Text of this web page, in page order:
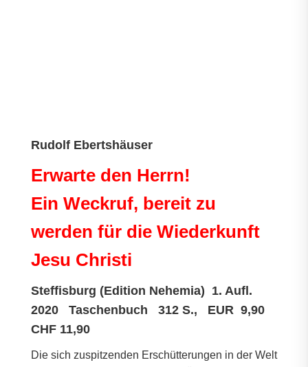
Rudolf Ebertshäuser
Erwarte den Herrn!
Ein Weckruf, bereit zu
werden für die Wiederkunft
Jesu Christi
Steffisburg (Edition Nehemia) 1. Aufl.
2020 Taschenbuch 312 S., EUR 9,90
CHF 11,90
Die sich zuspitzenden Erschütterungen in der Welt